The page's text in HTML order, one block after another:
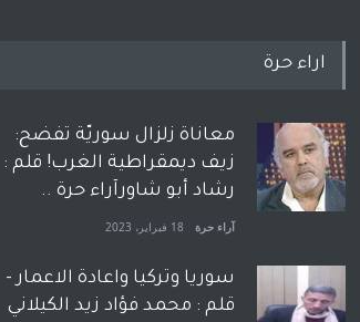
اراء حرة
معاناة زلزال سوريّة تفضح:
زيف ديمقراطية الغرب! قلم :
رشاد أبو شاورآراء حرة ..
آراء حرة 18 فبراير، 2023
سوريا وتركيا واعادة الاعمار -
قلم : محمد فؤاد زيد الكيلاني